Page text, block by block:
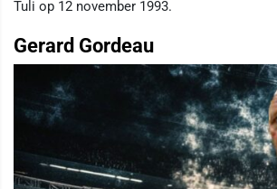
Tuli op 12 november 1993.
Gerard Gordeau